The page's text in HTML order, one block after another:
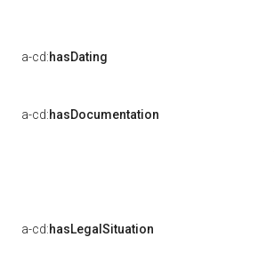
a-cd:hasDating
a-cd:hasDocumentation
a-cd:hasLegalSituation